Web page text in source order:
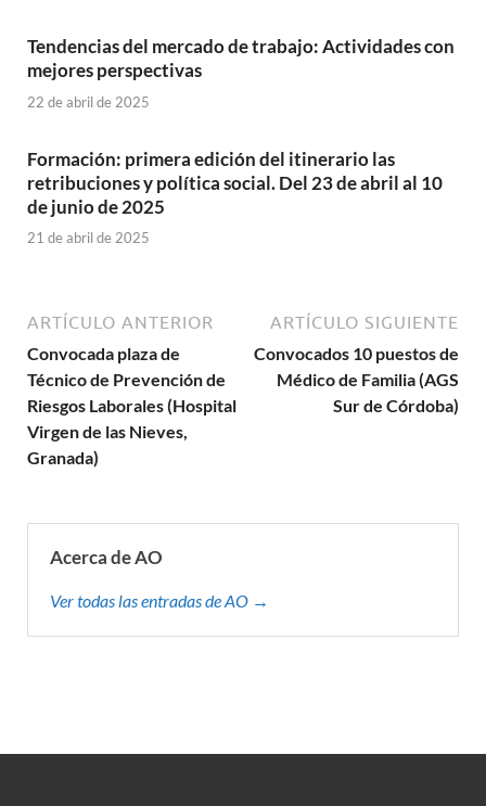
Tendencias del mercado de trabajo: Actividades con
mejores perspectivas
22 de abril de 2025
Formación: primera edición del itinerario las
retribuciones y política social. Del 23 de abril al 10
de junio de 2025
21 de abril de 2025
ARTÍCULO ANTERIOR
Convocada plaza de
Técnico de Prevención de
Riesgos Laborales (Hospital
Virgen de las Nieves,
Granada)
ARTÍCULO SIGUIENTE
Convocados 10 puestos de
Médico de Familia (AGS
Sur de Córdoba)
Acerca de AO
Ver todas las entradas de AO →